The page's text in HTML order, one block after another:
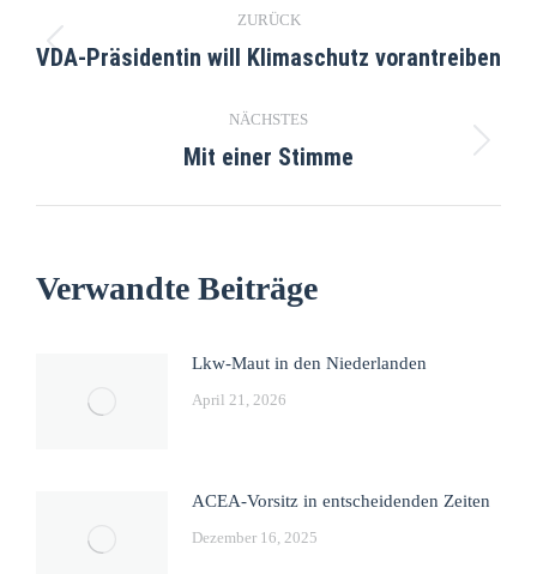
ZURÜCK
VDA-Präsidentin will Klimaschutz vorantreiben
NÄCHSTES
Mit einer Stimme
Verwandte Beiträge
Lkw-Maut in den Niederlanden
April 21, 2026
ACEA-Vorsitz in entscheidenden Zeiten
Dezember 16, 2025